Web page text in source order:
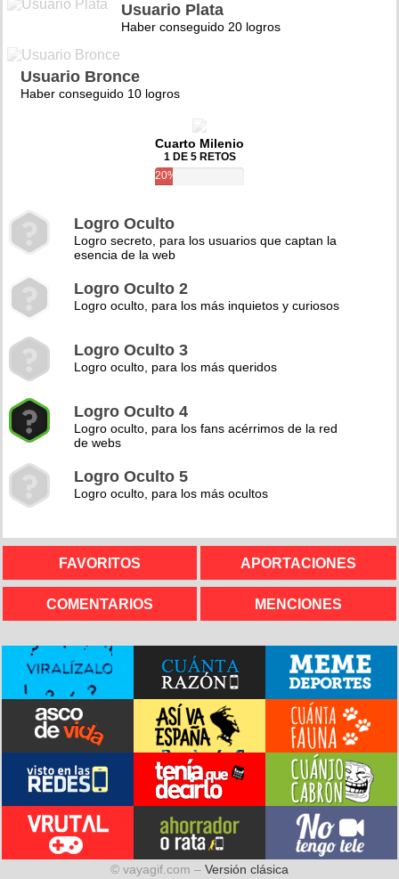
Usuario Plata
Haber conseguido 20 logros
Usuario Bronce
Haber conseguido 10 logros
Cuarto Milenio
1 DE 5 RETOS
20%
Logro Oculto
Logro secreto, para los usuarios que captan la
esencia de la web
Logro Oculto 2
Logro oculto, para los más inquietos y curiosos
Logro Oculto 3
Logro oculto, para los más queridos
Logro Oculto 4
Logro oculto, para los fans acérrimos de la red
de webs
Logro Oculto 5
Logro oculto, para los más ocultos
FAVORITOS APORTACIONES
COMENTARIOS MENCIONES
© vayagif.com – Versión clásica